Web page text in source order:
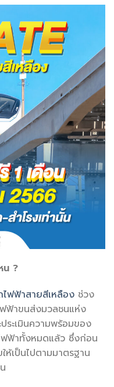
น ?
ไฟฟ้าสายสีเหลือง ช่วง
ฟ้าขนส่งมวลชนแห่ง
ระเมินความพร้อมของ
ฟฟ้าทั้งหมดแล้ว ซึ่งก่อน
เป็นไปตามมาตรฐาน